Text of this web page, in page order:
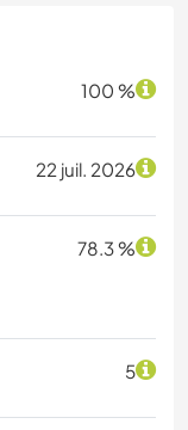
100 %
22 juil. 2026
78.3 %
5